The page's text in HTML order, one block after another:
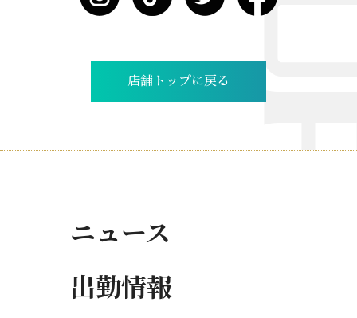
店舗トップに戻る
ニュース
出勤情報